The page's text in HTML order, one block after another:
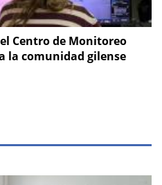
Centro de Monitoreo
la comunidad gilense